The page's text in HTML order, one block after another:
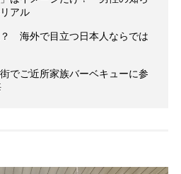
アル
海外で目立つ日本人ならでは
でご近所家族バーベキューに参